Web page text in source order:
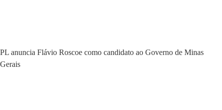
PL anuncia Flávio Roscoe como candidato ao Governo de Minas
Gerais